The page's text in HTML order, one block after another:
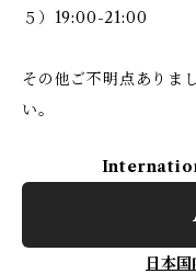
５）19:00-21:00
その他ご不明点ありま
い。
日本